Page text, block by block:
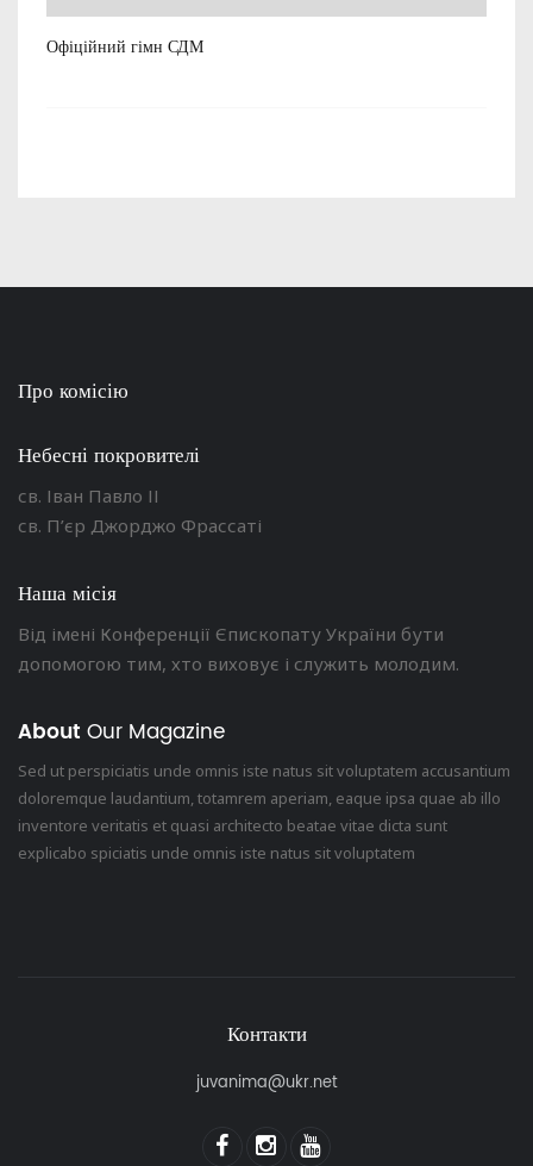
Офіційний гімн СДМ
Про комісію
Небесні покровителі
св. Іван Павло ІІ
св. П’єр Джорджо Фрассаті
Наша місія
Від імені Конференції Єпископату України бути
допомогою тим, хто виховує і служить молодим.
About Our Magazine
Sed ut perspiciatis unde omnis iste natus sit voluptatem accusantium
doloremque laudantium, totamrem aperiam, eaque ipsa quae ab illo
inventore veritatis et quasi architecto beatae vitae dicta sunt
explicabo spiciatis unde omnis iste natus sit voluptatem
Контакти
juvanima@ukr.net